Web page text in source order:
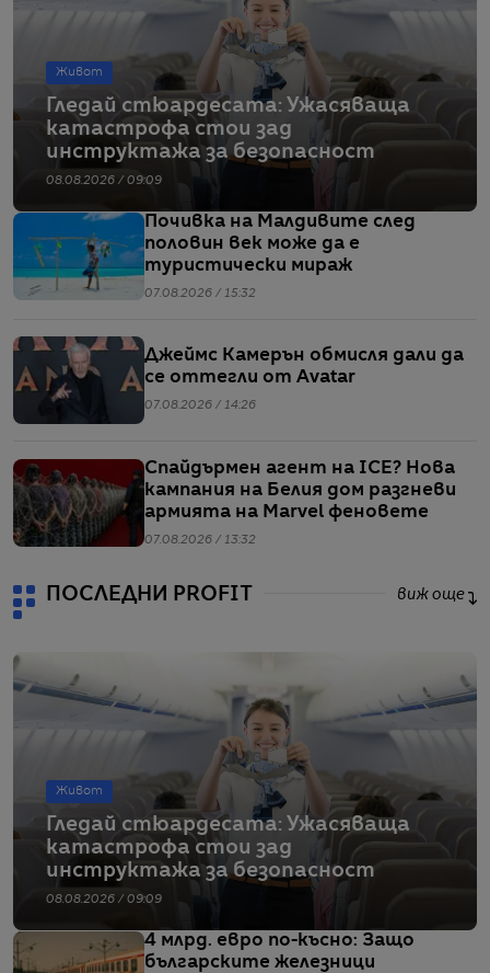
Живот
Гледай стюардесата: Ужасяваща
катастрофа стои зад
инструктажа за безопасност
08.08.2026 / 09:09
Почивка на Малдивите след
половин век може да е
туристически мираж
07.08.2026 / 15:32
Джеймс Камерън обмисля дали да
се оттегли от Avatar
07.08.2026 / 14:26
Спайдърмен агент на ICE? Нова
кампания на Белия дом разгневи
армията на Marvel феновете
07.08.2026 / 13:32
ПОСЛЕДНИ PROFIT виж още
Живот
Гледай стюардесата: Ужасяваща
катастрофа стои зад
инструктажа за безопасност
08.08.2026 / 09:09
4 млрд. евро по-късно: Защо
българските железници